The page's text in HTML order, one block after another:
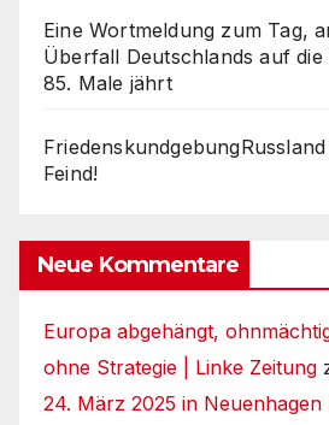
Eine Wortmeldung zum Tag,
Überfall Deutschlands auf die
85. Male jährt
Feind!
Neue Kommentare
Europa abgehängt,
ohne Strategie | Linke Zeitung
24. März 2025 in